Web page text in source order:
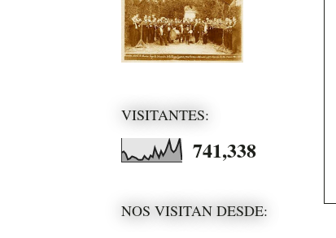
VISITANTES:
741,338
NOS VISITAN DESDE: